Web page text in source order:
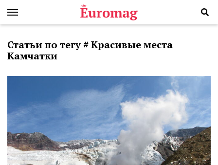
Статьи по тегу # Красивые места
Камчатки